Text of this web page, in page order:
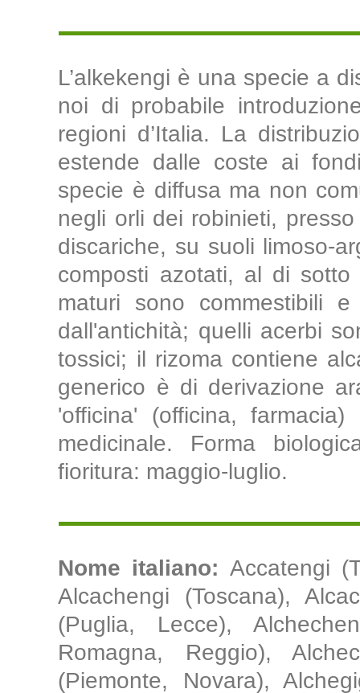
L’alkekengi è una specie a
noi di probabile
regioni d’Italia. La
estende dalle coste ai
specie è diffusa ma non
negli orli dei robinieti,
discariche, su suoli limoso-
composti azotati, al di
maturi sono commestibili
dall'antichità; quelli acerbi
tossici; il rizoma contiene
generico è di derivazione
'officina' (officina,
medicinale. Forma
fioritura: maggio-luglio.
Nome italiano: Accatengi
Alcachengi (Toscana),
(Puglia, Lecce),
Romagna, Reggio),
(Piemonte, Novara),